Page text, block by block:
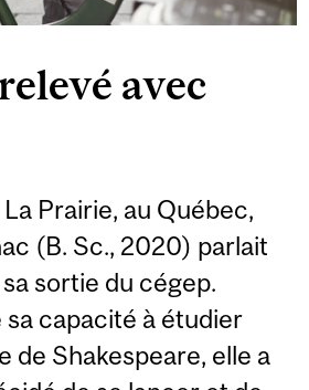
avec
Prairie, au Québec,
(B. Sc., 2020) parlait
sortie du cégep.
capacité à étudier
de Shakespeare, elle a